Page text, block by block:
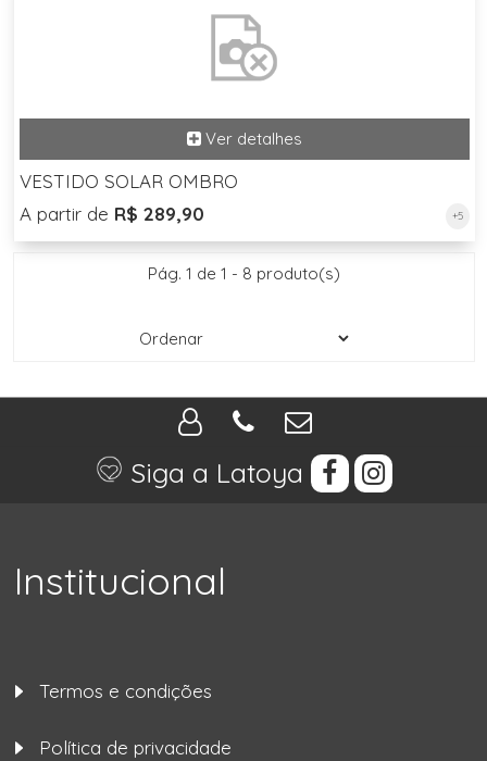
VESTIDO SOLAR OMBRO
A partir de R$ 289,90 +5
Pág. 1 de 1 - 8 produto(s)
Siga a Latoya
Institucional
Termos e condições
Política de privacidade